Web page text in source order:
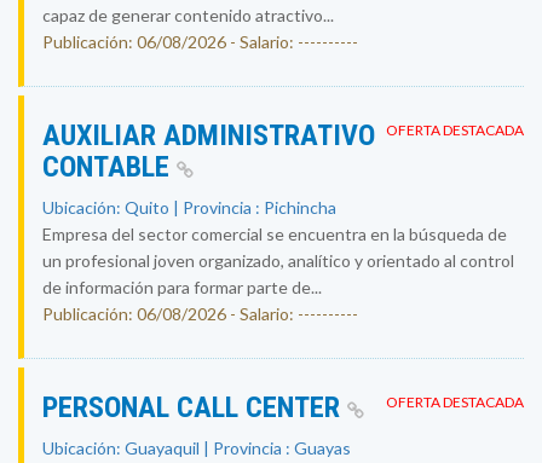
capaz de generar contenido atractivo...
Publicación: 06/08/2026 - Salario: ----------
OFERTA DESTACADA
AUXILIAR ADMINISTRATIVO
CONTABLE
Ubicación: Quito | Provincia : Pichincha
Empresa del sector comercial se encuentra en la búsqueda de
un profesional joven organizado, analítico y orientado al control
de información para formar parte de...
Publicación: 06/08/2026 - Salario: ----------
OFERTA DESTACADA
PERSONAL CALL CENTER
Ubicación: Guayaquil | Provincia : Guayas